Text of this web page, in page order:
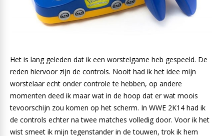
Het is lang geleden dat ik een worstelgame heb gespeeld. De
reden hiervoor zijn de controls. Nooit had ik het idee mijn
worstelaar echt onder controle te hebben, op andere
momenten deed ik maar wat in de hoop dat er wat moois
tevoorschijn zou komen op het scherm. In WWE 2K14 had ik
de controls echter na twee matches volledig door. Voor ik het
wist smeet ik mijn tegenstander in de touwen, trok ik hem